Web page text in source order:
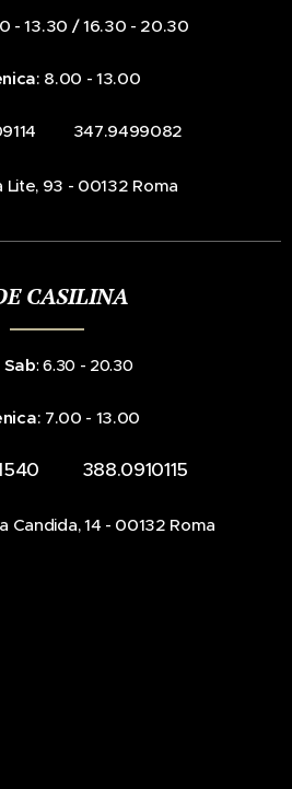
- 13.30 / 16.30 - 20.30
: 8.00 - 13.00
📞 347.9499082
Lite, 93 - 00132 Roma
CASILINA
Sab: 6.30 - 20.30
: 7.00 - 13.00
📞 388.0910115
Candida, 14 - 00132 Roma